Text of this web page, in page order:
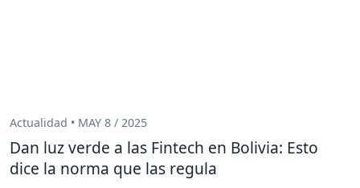
Actualidad • MAY 8 / 2025
Dan luz verde a las Fintech en Bolivia: Esto
dice la norma que las regula